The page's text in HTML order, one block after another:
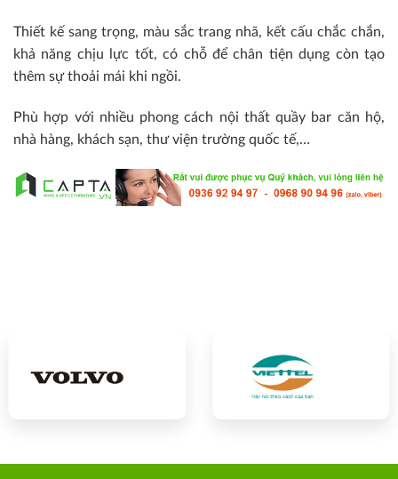
Thiết kế sang trọng, màu sắc trang nhã, kết cấu chắc chắn,
khả năng chịu lực tốt, có chỗ để chân tiện dụng còn tạo
thêm sự thoải mái khi ngồi.
Phù hợp với nhiều phong cách nội thất quầy bar căn hộ,
nhà hàng, khách sạn, thư viện trường quốc tế,…